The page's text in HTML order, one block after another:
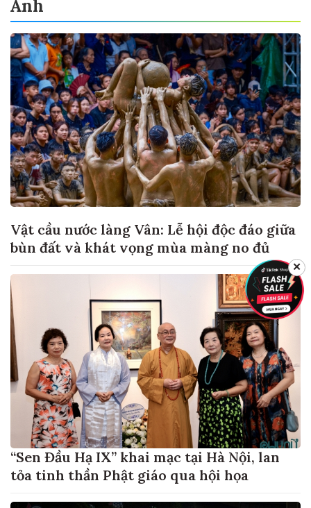
Ảnh
Vật cầu nước làng Vân: Lễ hội độc đáo giữa
bùn đất và khát vọng mùa màng no đủ
“Sen Đầu Hạ IX” khai mạc tại Hà Nội, lan
tỏa tinh thần Phật giáo qua hội họa
✕